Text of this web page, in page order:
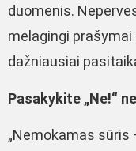
duomenis.
melagingi
dažniausiai
Pasakykite „Ne!“
„Nemokamas sūris